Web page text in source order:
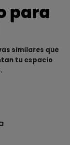
para
similares que
tu espacio